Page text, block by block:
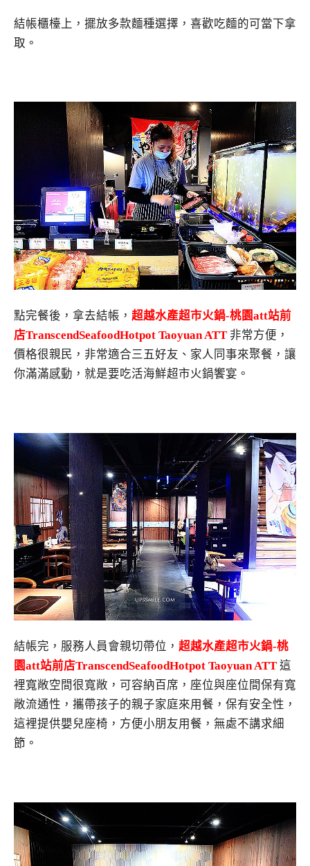
結帳櫃檯上，擺放多款麵種選擇，喜歡吃麵的可當下拿
取。
點完餐後，拿去結帳， 超越水產超市火鍋-桃園att站前
店TranscendSeafoodHotpot Taoyuan ATT 非常方便，
價格很親民，非常適合三五好友、家人同事來聚餐，讓
你滿滿感動，就是要吃活海鮮超市火鍋饗宴。
結帳完，服務人員會親切帶位， 超越水產超市火鍋-桃
園att站前店TranscendSeafoodHotpot Taoyuan ATT 這
裡寬敞空間很寬敞，可容納百席，座位與座位間保有寬
敞流通性，攜帶孩子的親子家庭來用餐，保有安全性，
這裡提供嬰兒座椅，方便小朋友用餐，無處不講求細
節。